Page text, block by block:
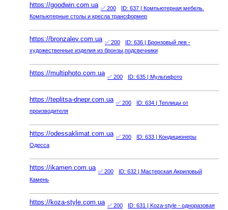
https://goodwin.com.ua ✅ 200 ID: 637 | Компьютерная мебель.
Компьютерные столы и кресла трансформер
https://bronzalev.com.ua ✅ 200 ID: 636 | Бронзовый лев -
художественные изделия из бронзы,подсвечники
https://multiphoto.com.ua ✅ 200 ID: 635 | Мультифото
https://teplitsa-dnepr.com.ua ✅ 200 ID: 634 | Теплицы от
производителя
https://odessaklimat.com.ua ✅ 200 ID: 633 | Кондиционеры
Одесса
https://ikamen.com.ua ✅ 200 ID: 632 | Мастерская Акриловый
Камень
https://koza-style.com.ua ✅ 200 ID: 631 | Koza-style - одноразовая